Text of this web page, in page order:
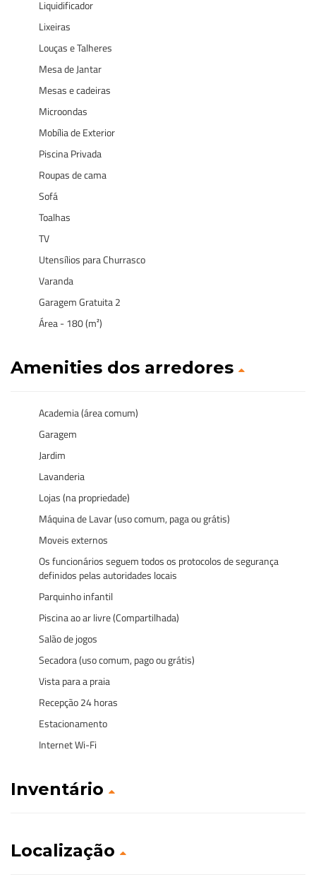
Liquidificador
Lixeiras
Louças e Talheres
Mesa de Jantar
Mesas e cadeiras
Microondas
Mobília de Exterior
Piscina Privada
Roupas de cama
Sofá
Toalhas
TV
Utensílios para Churrasco
Varanda
Garagem Gratuita 2
Área - 180 (m²)
Amenities dos arredores
Academia (área comum)
Garagem
Jardim
Lavanderia
Lojas (na propriedade)
Máquina de Lavar (uso comum, paga ou grátis)
Moveis externos
Os funcionários seguem todos os protocolos de segurança
definidos pelas autoridades locais
Parquinho infantil
Piscina ao ar livre (Compartilhada)
Salão de jogos
Secadora (uso comum, pago ou grátis)
Vista para a praia
Recepção 24 horas
Estacionamento
Internet Wi-Fi
Inventário
Localização